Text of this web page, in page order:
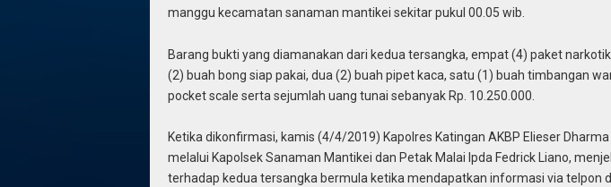
manggu kecamatan sanaman mantikei sekitar pukul 00.05 wib.
Barang bukti yang diamanakan dari kedua tersangka, empat (4) paket
(2) buah bong siap pakai, dua (2) buah pipet kaca, satu (1) buah timbangan
pocket scale serta sejumlah uang tunai sebanyak Rp. 10.250.000.
Ketika dikonfirmasi, kamis (4/4/2019) Kapolres Katingan AKBP Elieser Dharma
melalui Kapolsek Sanaman Mantikei dan Petak Malai Ipda Fedrick Liano,
terhadap kedua tersangka bermula ketika mendapatkan informasi via telpon